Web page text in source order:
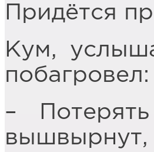
Придётся
Кум,
побагровел:
–
вышвырнут,